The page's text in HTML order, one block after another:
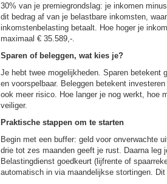
30% van je premiegrondslag: je inkomen
dit bedrag af van je belastbare inkomsten,
inkomstenbelasting betaalt. Hoe hoger je
maximaal € 35.589,-.
Sparen of beleggen, wat kies je?
Je hebt twee mogelijkheden. Sparen betekent
en voorspelbaar. Beleggen betekent
ook meer risico. Hoe langer je nog werkt, hoe
veiliger.
Praktische stappen om te starten
Begin met een buffer: geld voor onverwachte
drie tot zes maanden geeft je rust. Daarna leg
Belastingdienst goedkeurt (lijfrente of
automatisch in via maandelijkse stortingen.